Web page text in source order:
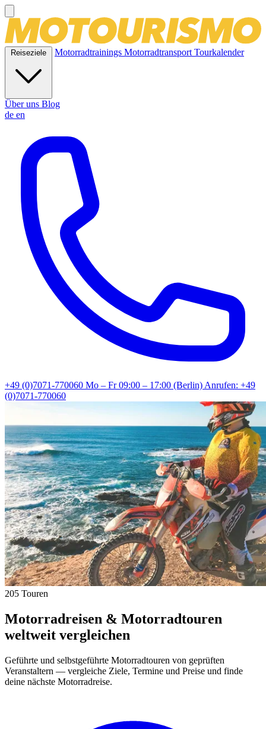
Reiseziele Motorradtrainings MotorradtransportTourkalender
Über uns Blog
de en
+49 (0)7071-770060 Mo – Fr 09:00 – 17:00 (Berlin)Anrufen: +49
(0)7071-770060
205 Touren
Motorradreisen & Motorradtouren
weltweit vergleichen
Geführte und selbstgeführte Motorradtouren von geprüften
Veranstaltern — vergleiche Ziele, Termine und Preise und finde
deine nächste Motorradreise.